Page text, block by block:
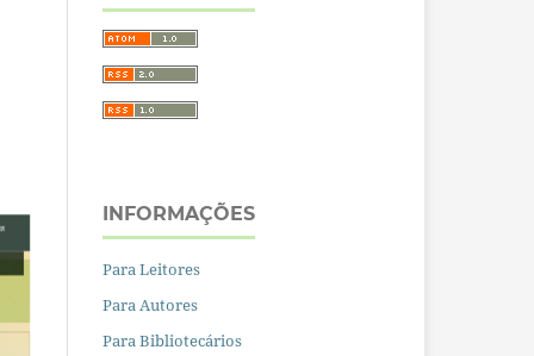
INFORMAÇÕES
Para Leitores
Para Autores
Para Bibliotecários